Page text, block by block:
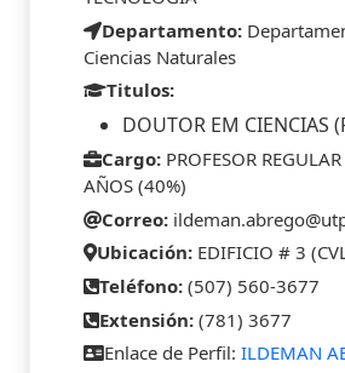
Departamento:
Ciencias Naturales
Titulos:
DOUTOR EM CIENCIAS
Cargo: PROFESOR
AÑOS (40%)
Correo:
Ubicación: EDIFICIO # 3
Teléfono: (507) 560-3677
Extensión: (781) 3677
Enlace de Perfil: ILDEMAN